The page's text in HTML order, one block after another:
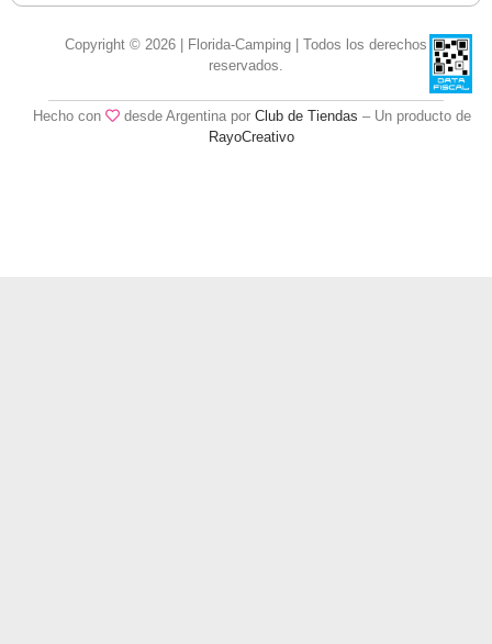
Copyright © 2026 | Florida-Camping | Todos los derechos
reservados.
Hecho con desde Argentina por Club de Tiendas – Un producto de
RayoCreativo